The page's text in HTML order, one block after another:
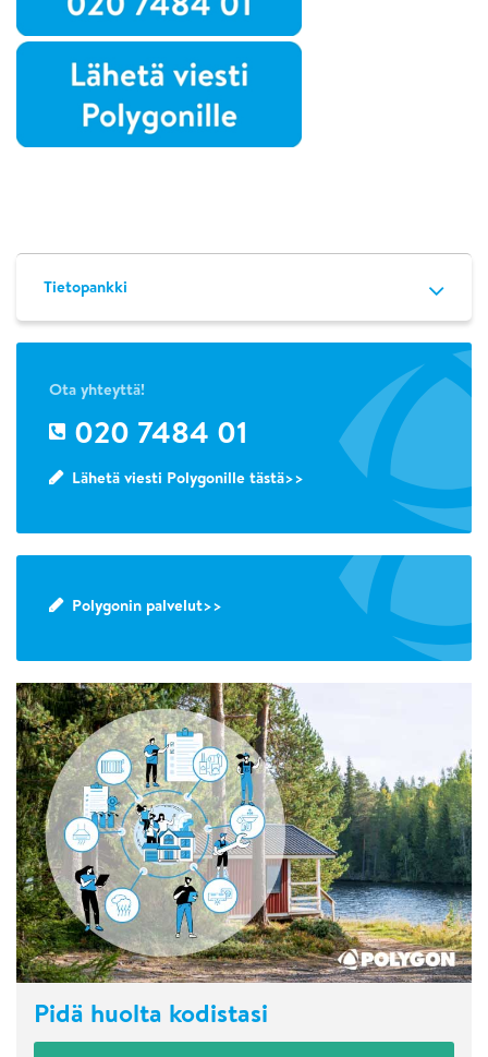
Tietopankki
Ota yhteyttä!
020 7484 01
Lähetä viesti Polygonille tästä>>
Polygonin palvelut>>
Pidä huolta kodistasi